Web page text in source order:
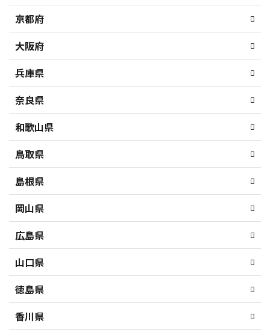
京都府
大阪府
兵庫県
奈良県
和歌山県
鳥取県
島根県
岡山県
広島県
山口県
徳島県
香川県